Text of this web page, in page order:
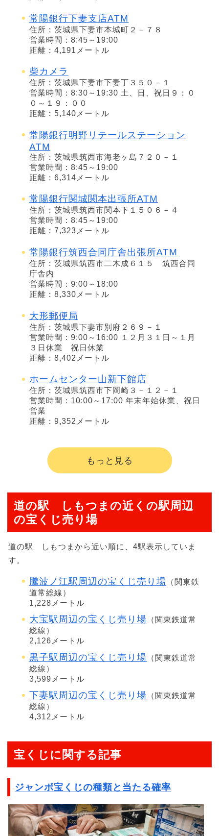
常陽銀行下妻支店ATM
住所：茨城県下妻市本城町２－７８
営業時間：8:45～19:00
距離：4,191メートル
柴カメラ
住所：茨城県下妻市下妻丁３５０－１
営業時間：8:30～19:30 土、日、祝日９：０
０～１９：００
距離：5,140メートル
常陽銀行明野リテールステーション
ATM
住所：茨城県筑西市海老ヶ島７２０－１
営業時間：8:45～19:00
距離：6,314メートル
常陽銀行関城関本出張所ATM
住所：茨城県筑西市関本下１５０６－４
営業時間：8:45～19:00
距離：7,323メートル
常陽銀行筑西合同庁舎出張所ATM
住所：茨城県筑西市二木成６１５ 筑西合同
庁舎内
営業時間：9:00～18:00
距離：8,330メートル
大形郵便局
住所：茨城県下妻市別府２６９－１
営業時間：9:00～16:00 １２月３１日～１月
３日休業 祝日休業
距離：8,402メートル
ホームセンター山新下館店
住所：茨城県筑西市下岡崎３－１２－１
営業時間：10:00～17:00 年末年始休業、祝日
営業
距離：9,352メートル
もっと見る
道の駅 しもつまの近くの駅周辺
の宝くじ売り場
道の駅 しもつまから近い順に、4駅表示していま
す。
騰波ノ江駅周辺の宝くじ売り場 （関東鉄
道常総線）
1,228メートル
大宝駅周辺の宝くじ売り場 （関東鉄道常
総線）
2,126メートル
黒子駅周辺の宝くじ売り場 （関東鉄道常
総線）
3,599メートル
下妻駅周辺の宝くじ売り場 （関東鉄道常
総線）
4,312メートル
宝くじに関する記事
ジャンボ宝くじの種類と当たる確率